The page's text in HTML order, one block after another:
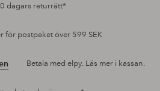
dagars returrätt*
för postpaket över 599 SEK
Betala med elpy. Läs mer i kassan.